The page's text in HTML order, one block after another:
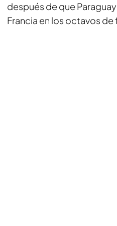
después de que
Francia en los octavos de